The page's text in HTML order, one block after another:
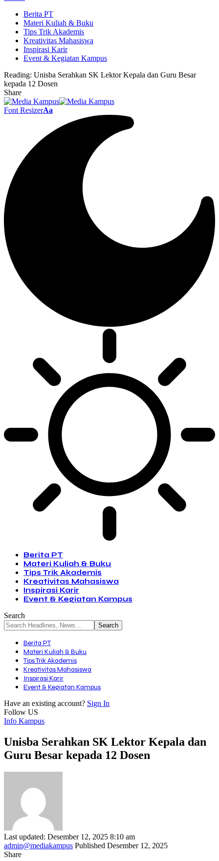
Berita PT
Materi Kuliah & Buku
Tips Trik Akademis
Kreativitas Mahasiswa
Inspirasi Karir
Event & Kegiatan Kampus
Reading: Unisba Serahkan SK Lektor Kepala dan Guru Besar
kepada 12 Dosen
Share
Font ResizerAa
Berita PT
Materi Kuliah & Buku
Tips Trik Akademis
Kreativitas Mahasiswa
Inspirasi Karir
Event & Kegiatan Kampus
Search
Berita PT
Materi Kuliah & Buku
Tips Trik Akademis
Kreativitas Mahasiswa
Inspirasi Karir
Event & Kegiatan Kampus
Have an existing account? Sign In
Follow US
Info Kampus
Unisba Serahkan SK Lektor Kepala dan
Guru Besar kepada 12 Dosen
Last updated: Desember 12, 2025 8:10 am
admin@mediakampus Published Desember 12, 2025
Share